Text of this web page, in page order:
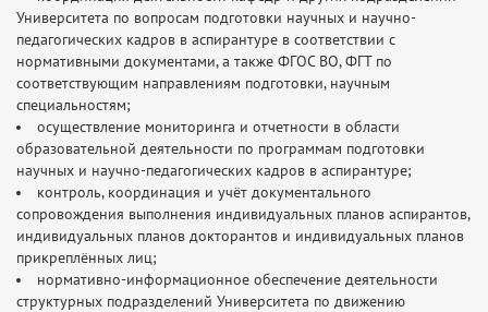
Университета по вопросам подготовки научных и научно-
педагогических кадров в аспирантуре в соответствии с
нормативными документами, а также ФГОС ВО, ФГТ по
соответствующим направлениям подготовки, научным
специальностям;
осуществление мониторинга и отчетности в области
образовательной деятельности по программам подготовки
научных и научно-педагогических кадров в аспирантуре;
контроль, координация и учёт документального
сопровождения выполнения индивидуальных планов аспирантов,
индивидуальных планов докторантов и индивидуальных планов
прикреплённых лиц;
нормативно-информационное обеспечение деятельности
структурных подразделений Университета по движению